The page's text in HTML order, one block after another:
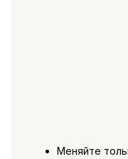
Меняйте